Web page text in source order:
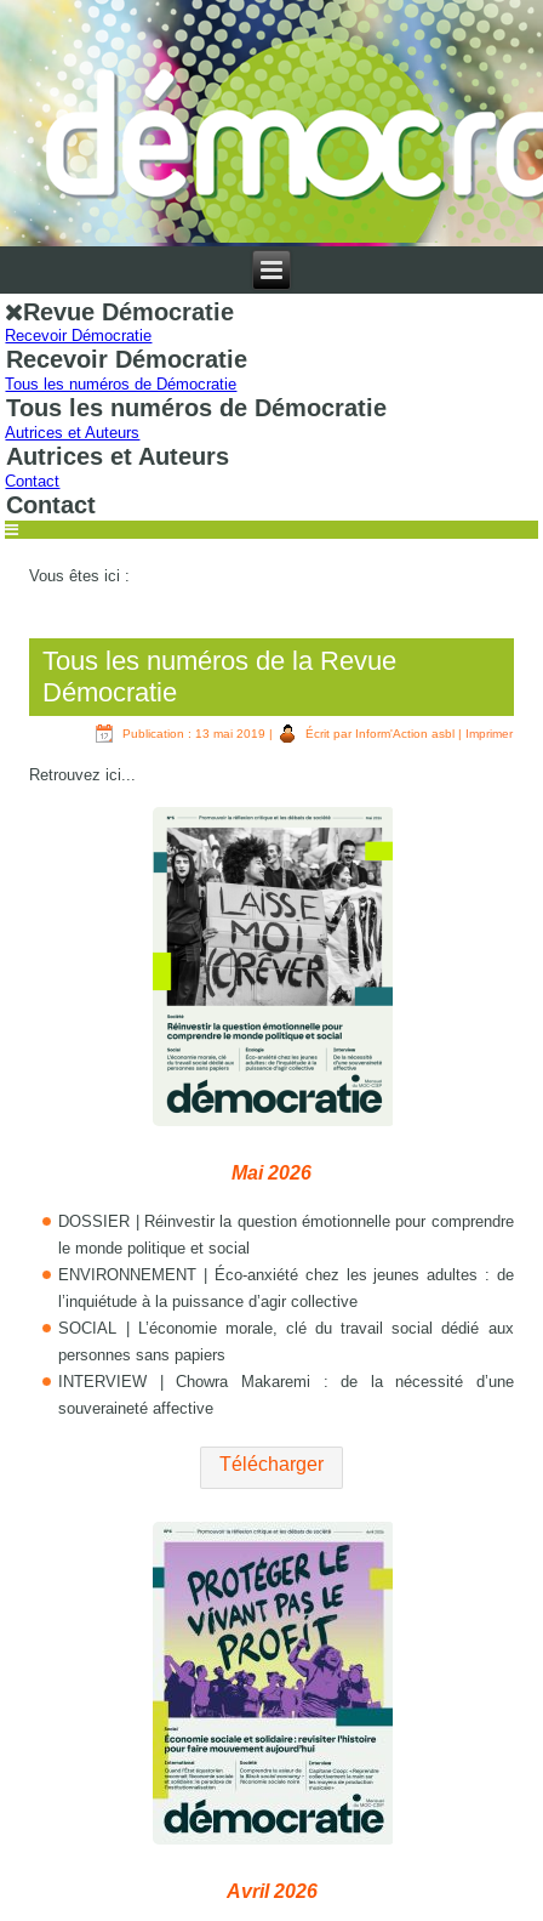
Revue Démocratie
Recevoir Démocratie
Recevoir Démocratie
Tous les numéros de Démocratie
Tous les numéros de Démocratie
Autrices et Auteurs
Autrices et Auteurs
Contact
Contact
Vous êtes ici :
Tous les numéros de la Revue
Démocratie
Publication : 13 mai 2019 | Écrit par Inform'Action asbl| Imprimer
Retrouvez ici...
Mai 2026
DOSSIER | Réinvestir la question émotionnelle pour comprendre
le monde politique et social
ENVIRONNEMENT | Éco-anxiété chez les jeunes adultes : de
l’inquiétude à la puissance d’agir collective
SOCIAL | L’économie morale, clé du travail social dédié aux
personnes sans papiers
INTERVIEW | Chowra Makaremi : de la nécessité d’une
souveraineté affective
Télécharger
Avril 2026